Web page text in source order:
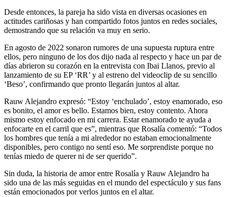
Desde entonces, la pareja ha sido vista en diversas ocasiones en
actitudes cariñosas y han compartido fotos juntos en redes sociales,
demostrando que su relación va muy en serio.
En agosto de 2022 sonaron rumores de una supuesta ruptura entre
ellos, pero ninguno de los dos dijo nada al respecto y hace un par de
días abrieron su corazón en la entrevista con Ibai Llanos, previo al
lanzamiento de su EP ‘RR’ y al estreno del videoclip de su sencillo
‘Beso’, confirmando que pronto llegarán juntos al altar.
Rauw Alejandro expresó: “Estoy ‘enchulado’, estoy enamorado, eso
es bonito, el amor es bello. Estamos bien, estoy contento. Ahora
mismo estoy enfocado en mi carrera. Estar enamorado te ayuda a
enfocarte en el carril que es”, mientras que Rosalía comentó: “Todos
los hombres que tenía a mi alrededor no estaban emocionalmente
disponibles, pero contigo no sentí eso. Me sorprendiste porque no
tenías miedo de querer ni de ser querido”.
Sin duda, la historia de amor entre Rosalía y Rauw Alejandro ha
sido una de las más seguidas en el mundo del espectáculo y sus fans
están emocionados por verlos juntos en el altar.